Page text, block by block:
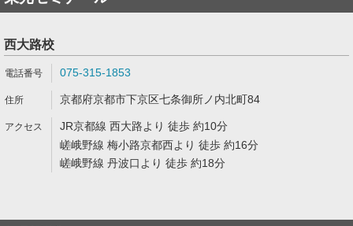
西大路校
075-315-1853
京都府京都市下京区七条御所ノ内北町84
JR京都線 西大路より 徒歩 約10分
嵯峨野線 梅小路京都西より 徒歩 約16分
嵯峨野線 丹波口より 徒歩 約18分